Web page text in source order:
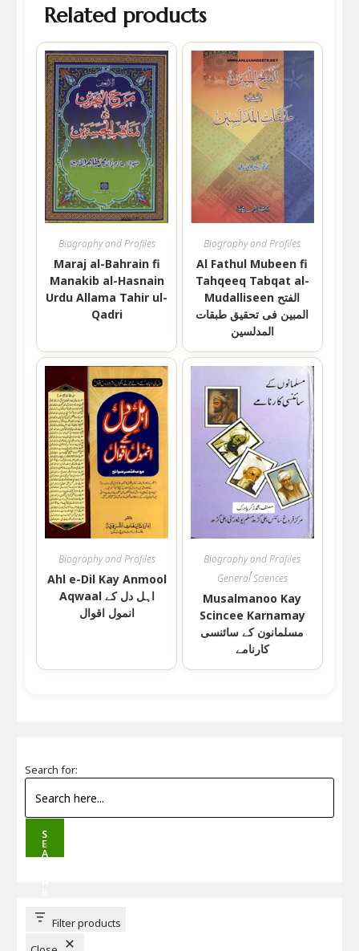
Related products
Biography and Profiles
Maraj al-Bahrain fi
Manakib al-Hasnain
Urdu Allama Tahir ul-
Qadri
Biography and Profiles
Al Fathul Mubeen fi
Tahqeeq Tabqat al-
Mudalliseen الفتح
المبین فی تحقیق طبقات
المدلسین
Biography and Profiles
Ahl e-Dil Kay Anmool
Aqwaal اہل دل کے
انمول اقوال
Biography and Profiles
,
General Sciences
Musalmanoo Kay
Scincee Karnamay
مسلمانون کے سائنسی
کارنامے
Search for:
S
E
A
T
T
Filter products